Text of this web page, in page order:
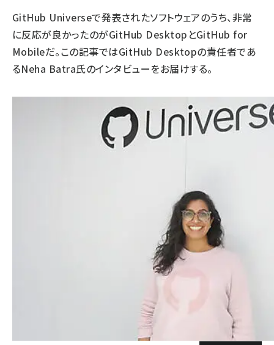
GitHub Universeで発表されたソフトウェアのうち、非常
に反応が良かったのがGitHub DesktopとGitHub for
Mobileだ。この記事ではGitHub Desktopの責任者であ
るNeha Batra氏のインタビューをお届けする。